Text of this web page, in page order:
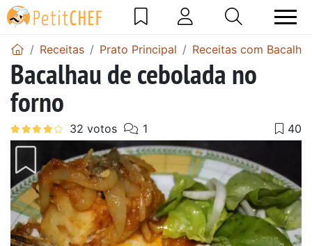
Receitas Prato Principal Receitas com
Bacalhau de cebolada no
forno